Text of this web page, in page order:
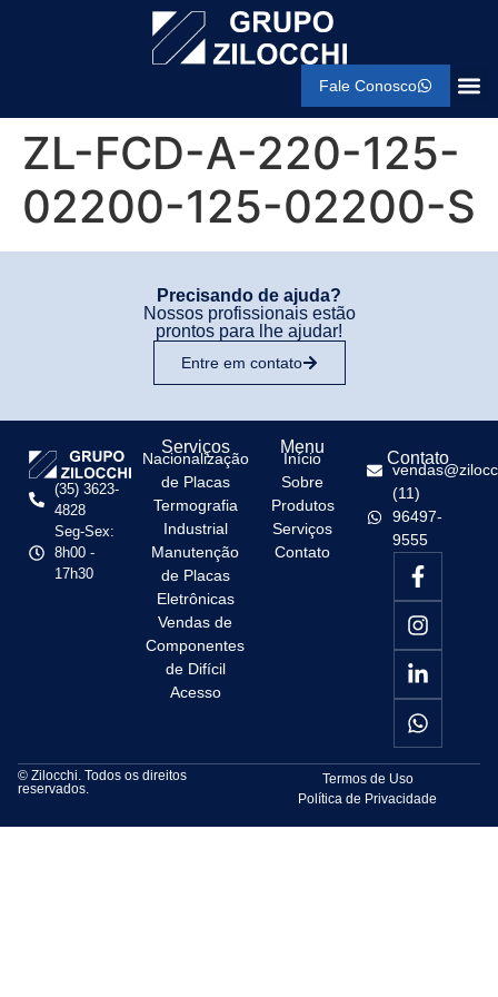
Fale Conosco
ZL-FCD-A-220-125-
02200-125-02200-S
Precisando de ajuda?
Nossos profissionais estão
prontos para lhe ajudar!
Entre em contato
(35) 3623-
4828
Seg-Sex:
8h00 -
17h30
Serviços
Nacionalização
de Placas
Termografia
Industrial
Manutenção
de Placas
Eletrônicas
Vendas de
Componentes
de Difícil
Acesso
Menu
Início
Sobre
Produtos
Serviços
Contato
Contato
(11)
96497-
9555
© Zilocchi. Todos os direitos
reservados.
Termos de Uso
Política de Privacidade